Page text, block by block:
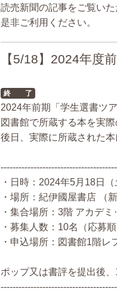
読売新聞の記事をご覧いた
是非ご利用ください。
【5/18】2024年度
終 了
2024年前期「学生選書ツ
図書館で所蔵する本を実
後日、実際に所蔵された
・日時：2024年5月18日
・場所：紀伊國屋書店 （
・集合場所：3階 アカデ
・募集人数：10名（応募
・申込場所：図書館1階レ
ポップ又は書評を提出後